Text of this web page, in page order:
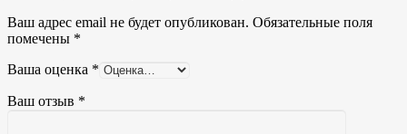
Ваш адрес email не будет опубликован. Обязательные поля
помечены *
Ваша оценка *
Ваш отзыв *